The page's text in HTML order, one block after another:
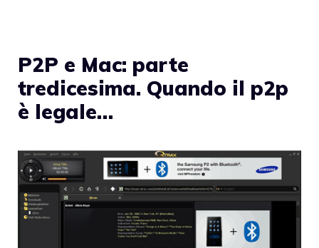
P2P e Mac: parte
tredicesima. Quando il p2p
è legale…